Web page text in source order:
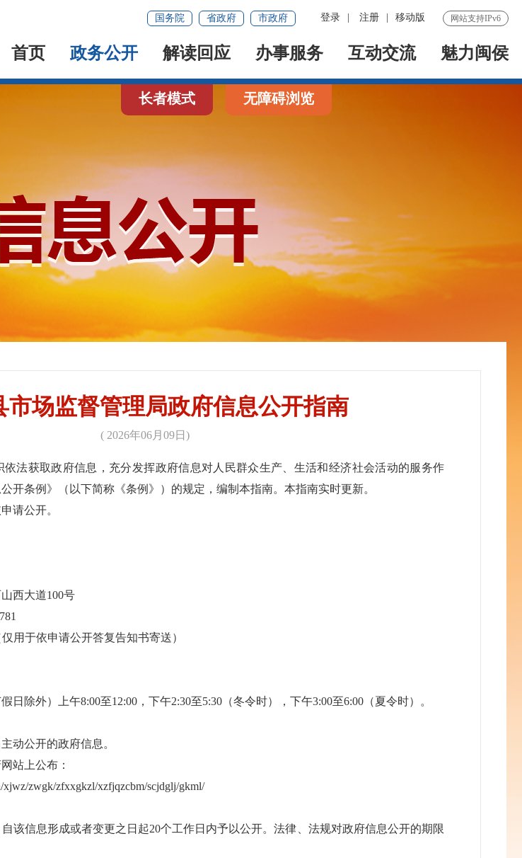
网站支持IPv6
登录 注册 移动版
国务院 省政府 市政府
首页 政务公开 解读回应 办事服务 互动交流 魅力闽侯
长者模式 无障碍浏览
市场监督管理局政府信息公开指南
( 2026年06月09日)
法获取政府信息，充分发挥政府信息对人民群众生产、生活和经济社会活动的服务作
开条例》（以下简称《条例》）的规定，编制本指南。本指南实时更新。
请公开。
西大道100号
仅用于依申请公开答复告知书寄送）
日除外）上午8:00至12:00，下午2:30至5:30（冬令时），下午3:00至6:00（夏令时）。
动公开的政府信息。
站上公布：
xjwz/zwgk/zfxxgkzl/xzfjqzcbm/scjdglj/gkml/
该信息形成或者变更之日起20个工作日内予以公开。法律、法规对政府信息公开的期限